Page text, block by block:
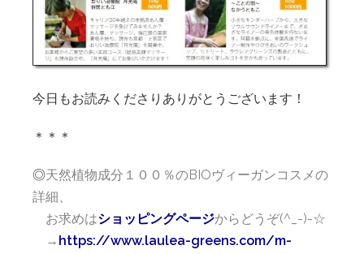
今日もお読みくださりありがとうございます！
＊＊＊
◎天然植物成分１００％のBIOヴィーガンコスメの
詳細、
お求めはショッピングページからどうぞ(^_-)-☆
→ https://www.laulea-greens.com/m-